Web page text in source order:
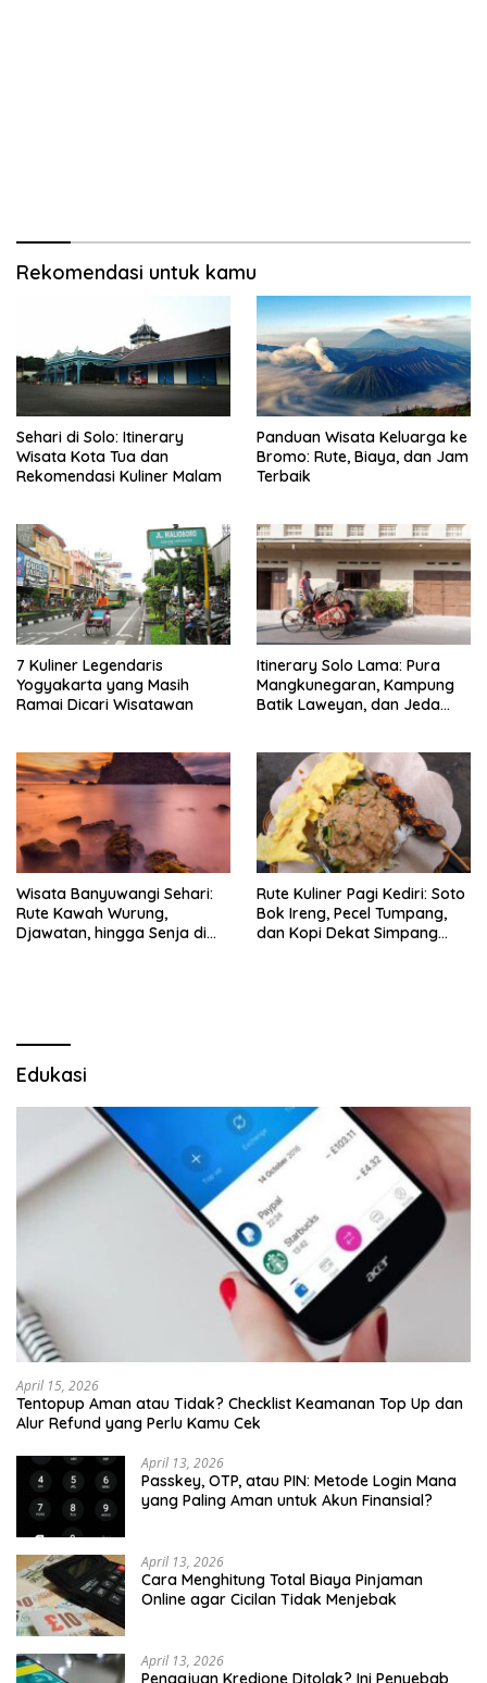
Rekomendasi untuk kamu
Sehari di Solo: Itinerary
Wisata Kota Tua dan
Rekomendasi Kuliner Malam
Panduan Wisata Keluarga ke
Bromo: Rute, Biaya, dan Jam
Terbaik
7 Kuliner Legendaris
Yogyakarta yang Masih
Ramai Dicari Wisatawan
Itinerary Solo Lama: Pura
Mangkunegaran, Kampung
Batik Laweyan, dan Jeda
Wisata Banyuwangi Sehari:
Rute Kawah Wurung,
Djawatan, hingga Senja di
Rute Kuliner Pagi Kediri: Soto
Bok Ireng, Pecel Tumpang,
dan Kopi Dekat Simpang
Edukasi
April 15, 2026
Tentopup Aman atau Tidak? Checklist Keamanan Top Up dan
Alur Refund yang Perlu Kamu Cek
April 13, 2026
Passkey, OTP, atau PIN: Metode Login Mana
yang Paling Aman untuk Akun Finansial?
April 13, 2026
Cara Menghitung Total Biaya Pinjaman
Online agar Cicilan Tidak Menjebak
April 13, 2026
Pengajuan Kredione Ditolak? Ini Penyebab